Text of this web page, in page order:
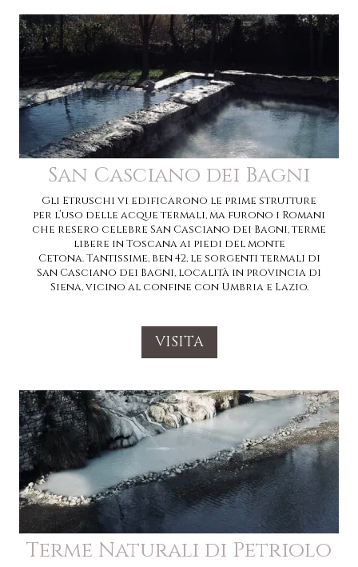
San Casciano dei Bagni
Gli Etruschi vi edificarono le prime strutture
per l’uso delle acque termali, ma furono i Romani
che resero celebre San Casciano dei Bagni, terme
libere in Toscana ai piedi del monte
Cetona. Tantissime, ben 42, le sorgenti termali di
San Casciano dei Bagni, località in provincia di
Siena, vicino al confine con Umbria e Lazio.
VISITA
Terme Naturali di Petriolo